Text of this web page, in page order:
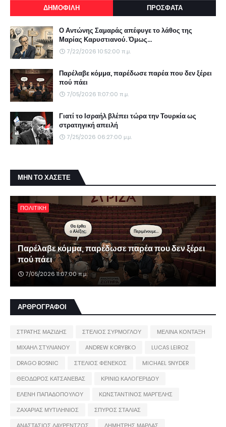
ΔΗΜΟΦΙΛΗ ΠΡΟΣΦΑΤΑ
Ο Αντώνης Σαμαράς απέφυγε το λάθος της
Μαρίας Καρυστιανού. Όμως...
7/22/2026 10:52:00 π.μ.
Παρέλαβε κόμμα, παρέδωσε παρέα που δεν ξέρει
πού πάει
7/05/2026 11:07:00 π.μ.
Γιατί το Ισραήλ βλέπει τώρα την Τουρκία ως
στρατηγική απειλή
7/25/2026 06:27:00 μ.μ.
ΜΗΝ ΤΟ ΧΑΣΕΤΕ
ΠΟΛΙΤΙΚΗ
Παρέλαβε κόμμα, παρέδωσε παρέα που δεν ξέρει
πού πάει
7/05/2026 11:07:00 π.μ.
ΑΡΘΡΟΓΡΑΦΟΙ
ΣΤΡΑΤΗΣ ΜΑΖΙΔΗΣ ΣΤΕΛΙΟΣ ΣΥΡΜΟΓΛΟΥ
ΜΕΛΙΝΑ ΚΟΝΤΑΞΗ
ΜΙΧΑΗΛ ΣΤΥΛΙΑΝΟΥ
ANDREW KORYBKO
LUCAS LEIROZ
DRAGO BOSNIC
ΣΤΕΛΙΟΣ ΦΕΝΕΚΟΣ
MICHAEL SNYDER
ΘΕΟΔΩΡΟΣ ΚΑΤΣΑΝΕΒΑΣ
ΚΡΙΝΙΩ ΚΑΛΟΓΕΡΙΔΟΥ
ΕΛΕΝΗ ΠΑΠΑΔΟΠΟΥΛΟΥ
ΚΩΝΣΤΑΝΤΙΝΟΣ ΜΑΡΓΕΛΗΣ
ΖΑΧΑΡΙΑΣ ΜΥΤΙΛΗΝΙΟΣ
ΣΠΥΡΟΣ ΣΤΑΛΙΑΣ